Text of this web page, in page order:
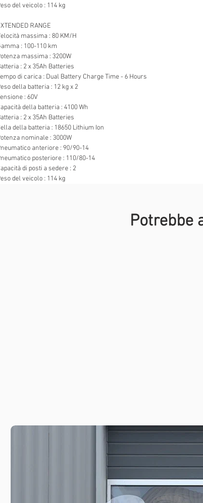
del veicolo : 114 kg
RANGE
massima : 80 KM/H
: 100-110 km
massima : 3200W
: 2 x 35Ah Batteries
di carica : Dual Battery Charge Time - 6 Hours
della batteria : 12 kg x 2
: 60V
della batteria : 4100 Wh
: 2 x 35Ah Batteries
della batteria : 18650 Lithium Ion
nominale : 3000W
anteriore : 90/90-14
posteriore : 110/80-14
di posti a sedere : 2
del veicolo : 114 kg
Potrebbe